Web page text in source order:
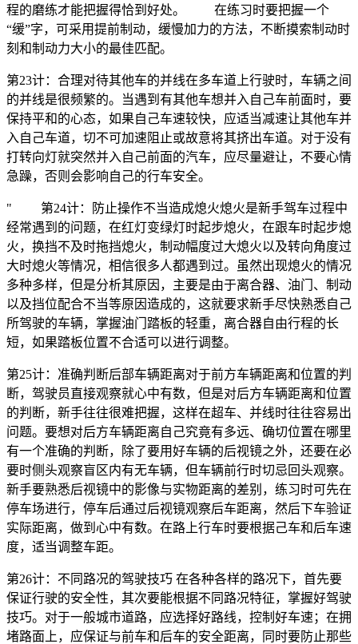
程的磨练才能把握得恰到好处。 在练习时要把握一个
“缓”字，可采用提前制动，缓慢加力的方法，不断摸索制动时
刻和制动力大小的最佳匹配。
第23计：合理对待其他车的并线在多车道上行驶时，车辆之间
的并线是很频繁的。当遇到有其他车想并入自己车前面时，要
保持平和的心态，如果自己车速较快，应适当减速让其他车并
入自己车道，切不可加速阻止或故意将其挤出车道。对于没有
打转向灯就突然并入自己前面的汽车，应尽量避让，不要心情
急躁，否则会影响自己的行车安全。
" 第24计：防止操作不当造成熄火熄火是新手驾车过程中
经常遇到的问题，在红灯变绿灯时起步熄火，在跟车时起步熄
火，换挡不及时拖挡熄火，制动幅度过大熄火以及转向角度过
大时熄火等情况，相信很多人都遇到过。虽然出现熄火的情况
多种多样，但是分析其原因，主要是由于离合器、油门、制动
以及挡位配合不当等原因造成的，这就要求新手尽快熟悉自己
所驾驶的车辆，掌握油门踏板的轻重，离合器自由行程的长
短，如果踏板位置不合适可以进行调整。
第25计：准确判断后部车辆距离对于前方车辆距离和位置的判
断，驾驶员直接观察就心中有数，但是对后方车辆距离和位置
的判断，新手往往很难把握，这样在超车、并线时往往容易出
问题。要想对后方车辆距离自己究竟有多远、确切位置在哪里
有一个准确的判断，除了要用好车辆的后视镜之外，还要在必
要时侧头观察盲区内有无车辆，但车辆前行时切忌回头观察。
新手要熟悉后视镜中的影像与实物距离的差别，练习时可先在
停车场进行，停车后通过后视镜观察后车距离，然后下车验证
实际距离，做到心中有数。在路上行车时要根据己车和后车速
度，适当调整车距。
第26计：不同路况的驾驶技巧 在各种各样的路况下，首先要
保证行驶的安全性，其次要能根据不同路况特征，掌握好驾驶
技巧。对于一般城市道路，应选择好路线，控制好车速；在拥
堵路面上，应保证与前车和后车的安全距离，同时要防止那些